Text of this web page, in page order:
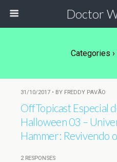
Doctor
Categories ›
31/10/2017 • BY FREDDY PAVÃO
OffTopicast Especial
Halloween 03 –
Hammer: Revivendo
2 RESPONSES